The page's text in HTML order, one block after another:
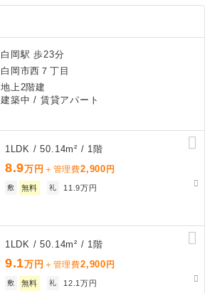
白岡駅 歩23分
白岡市西７丁目
地上2階建
建築中 / 賃貸アパート
1LDK / 50.14m² / 1階
8.9万円 ＋管理費2,900 円
敷 無料 礼 11.9万円
1LDK / 50.14m² / 1階
9.1万円 ＋管理費2,900 円
敷 無料 礼 12.1万円